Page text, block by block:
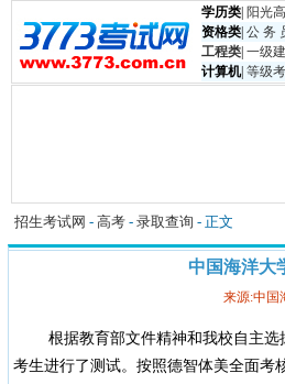
学历类 阳光
资格类 公 务
工程类 一级
计算机| 等级
招生考试网 - 高考 - 录取查询 - 正文
中国海洋大
来源:中国
根据教育部文件精神和我校自主
考生进行了测试。按照德智体美全面考